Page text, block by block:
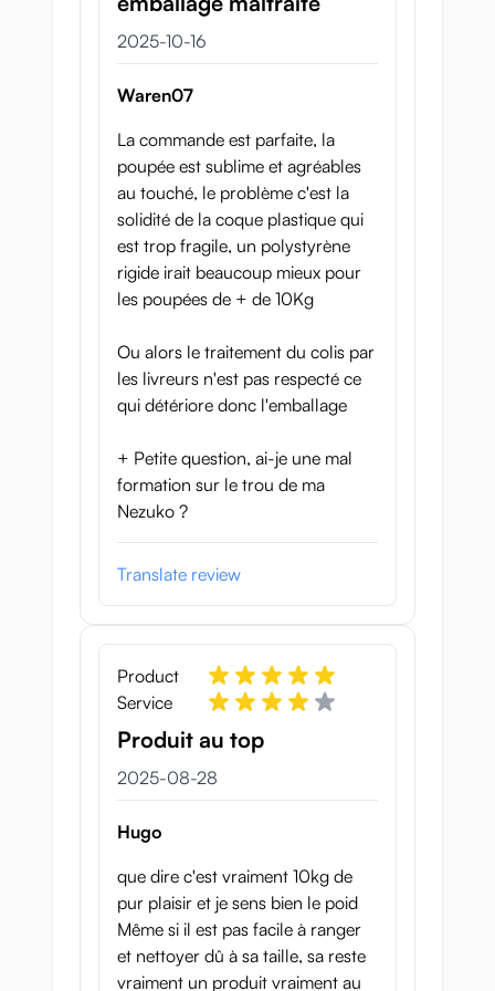
kombineras till en intensivt angenäm tunnel
där flera större stötar masserar huvudet på
din penis.
Vakuumsugning för
extra tillfredsställelse
Nezukos tunnlar har utmärkta strukturer,
men det finns en annan sak som bidrar med
nöje: vakuumsugning! Om du pressar ut
tunnlarna in dig igen med varje stöt.
Vakuumsugning ökar blodflödet, gör dig
Mjuka bröst
Vissa överkroppsdockor har stora runda
fasta vid beröring. Seirakus Demon Slayer
Nezuko Torso har ett speciellt implantat i gel
som gör att Nezukos bröst känns trevliga
vid beröring.
Bröstvårtorna fick även en speciell
behandling: de fylls med ett rosa material
de behåller sin färg även om du leker
mycket med dem.
Eftersom brösten är ganska fulla och
placerade nära varandra kan du även
använda dem för tuttsex eller paizuri i rätt
16 oktober 2025
2025-10-16
Waren07
La commande est parfaite, la
poupée est sublime et agréables
au touché, le problème c'est la
solidité de la coque plastique qui
est trop fragile, un polystyrène
rigide irait beaucoup mieux pour
les poupées de + de 10Kg
Ou alors le traitement du colis par
les livreurs n'est pas respecté ce
qui détériore donc l'emballage
+ Petite question, ai-je une mal
formation sur le trou de ma
Nezuko ?
Translate review
Product
Service
Produit au top
28 augusti 2025
2025-08-28
Hugo
que dire c'est vraiment 10kg de
pur plaisir et je sens bien le poid
Même si il est pas facile à ranger
et nettoyer dû à sa taille, sa reste
vraiment un produit vraiment au